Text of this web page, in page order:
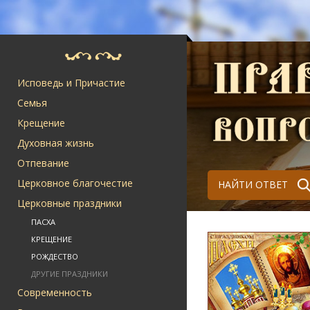
Исповедь и Причастие
Семья
Крещение
Духовная жизнь
Отпевание
Церковное благочестие
Церковные праздники
ПАСХА
КРЕЩЕНИЕ
РОЖДЕСТВО
ДРУГИЕ ПРАЗДНИКИ
Современность
НАЙТИ ОТВЕТ